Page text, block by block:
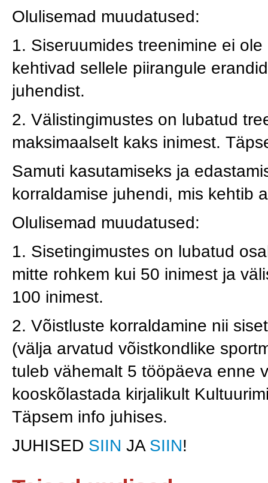
Olulisemad muudatused:
1. Siseruumides treenimine ei
kehtivad sellele piirangule
juhendist.
2. Välistingimustes on lubatud
maksimaalselt kaks inimest.
Samuti kasutamiseks ja
korraldamise juhendi, mis kehtib
Olulisemad muudatused:
1. Sisetingimustes on lubatud
mitte rohkem kui 50 inimest ja
100 inimest.
2. Võistluste korraldamine nii
(välja arvatud võistkondlike
tuleb vähemalt 5 tööpäeva enne
kooskõlastada kirjalikult
Täpsem info juhises.
JUHISED SIIN JA SIIN!